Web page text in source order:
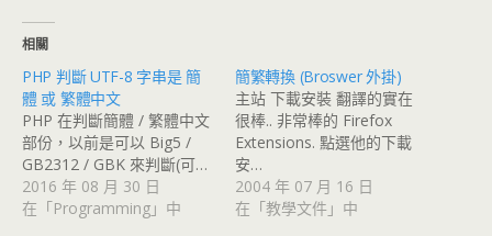
相關
PHP 判斷 UTF-8 字串是 簡
體 或 繁體中文
PHP 在判斷簡體 / 繁體中文
部份，以前是可以 Big5 /
GB2312 / GBK 來判斷(可…
2016 年 08 月 30 日
在「Programming」中
簡繁轉換 (Broswer 外掛)
主站 下載安裝 翻譯的實在
很棒.. 非常棒的 Firefox
Extensions. 點選他的下載
安…
2004 年 07 月 16 日
在「教學文件」中